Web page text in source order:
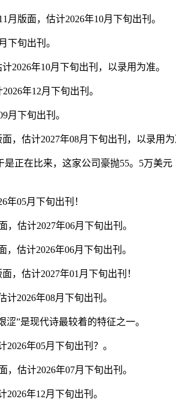
版面，估计2026年10月下旬出刊。
旬出刊。
年10月下旬出刊，以录用为准。
年12月下旬出刊。
下旬出刊。
估计2027年08月下旬出刊，以录用为
在比来，这家公司豪抛55。5万美元
05月下旬出刊！
估计2027年06月下旬出刊。
估计2026年06月下旬出刊。
估计2027年01月下旬出刊！
2026年08月下旬出刊。
”是现代诗最较着的特征之一。
年05月下旬出刊？。
估计2026年07月下旬出刊。
年12月下旬出刊。